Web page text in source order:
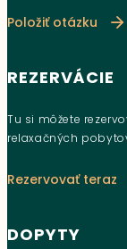
Položiť otázku
REZERVÁCIE
Tu si môžete
relaxačných
Rezervovať teraz
DOPYTY